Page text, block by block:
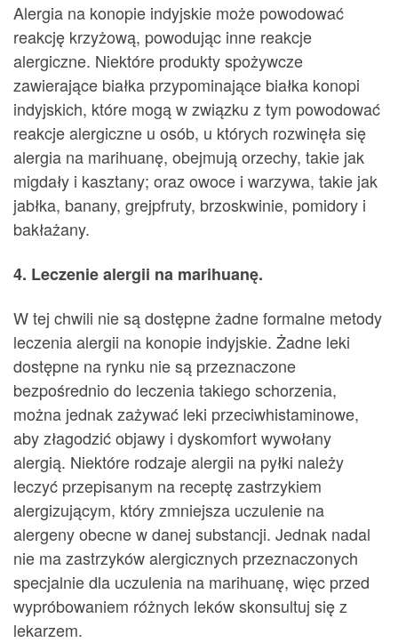
Alergia na konopie indyjskie może powodować
reakcję krzyżową, powodując inne reakcje
alergiczne. Niektóre produkty spożywcze
zawierające białka przypominające białka konopi
indyjskich, które mogą w związku z tym powodować
reakcje alergiczne u osób, u których rozwinęła się
alergia na marihuanę, obejmują orzechy, takie jak
migdały i kasztany; oraz owoce i warzywa, takie jak
jabłka, banany, grejpfruty, brzoskwinie, pomidory i
bakłażany.
4. Leczenie alergii na marihuanę.
W tej chwili nie są dostępne żadne formalne metody
leczenia alergii na konopie indyjskie. Żadne leki
dostępne na rynku nie są przeznaczone
bezpośrednio do leczenia takiego schorzenia,
można jednak zażywać leki przeciwhistaminowe,
aby złagodzić objawy i dyskomfort wywołany
alergią. Niektóre rodzaje alergii na pyłki należy
leczyć przepisanym na receptę zastrzykiem
alergizującym, który zmniejsza uczulenie na
alergeny obecne w danej substancji. Jednak nadal
nie ma zastrzyków alergicznych przeznaczonych
specjalnie dla uczulenia na marihuanę, więc przed
wypróbowaniem różnych leków skonsultuj się z
lekarzem.